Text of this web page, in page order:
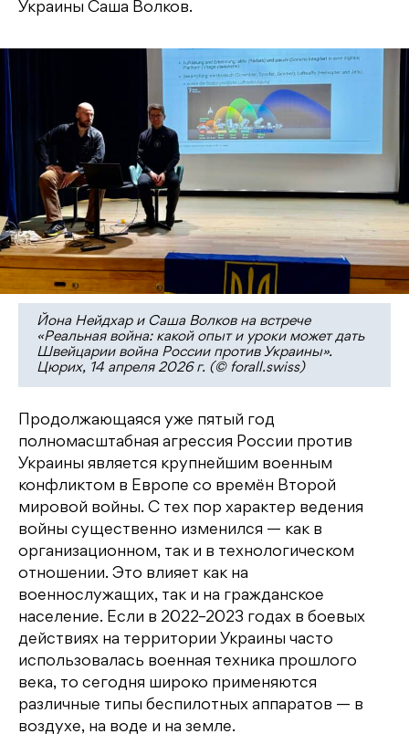
Украины Саша Волков.
Йона Нейдхар и Саша Волков на встрече
«Реальная война: какой опыт и уроки может дать
Швейцарии война России против Украины».
Цюрих, 14 апреля 2026 г. (© forall.swiss)
Продолжающаяся уже пятый год
полномасштабная агрессия России против
Украины является крупнейшим военным
конфликтом в Европе со времён Второй
мировой войны. С тех пор характер ведения
войны существенно изменился — как в
организационном, так и в технологическом
отношении. Это влияет как на
военнослужащих, так и на гражданское
население. Если в 2022–2023 годах в боевых
действиях на территории Украины часто
использовалась военная техника прошлого
века, то сегодня широко применяются
различные типы беспилотных аппаратов — в
воздухе, на воде и на земле.